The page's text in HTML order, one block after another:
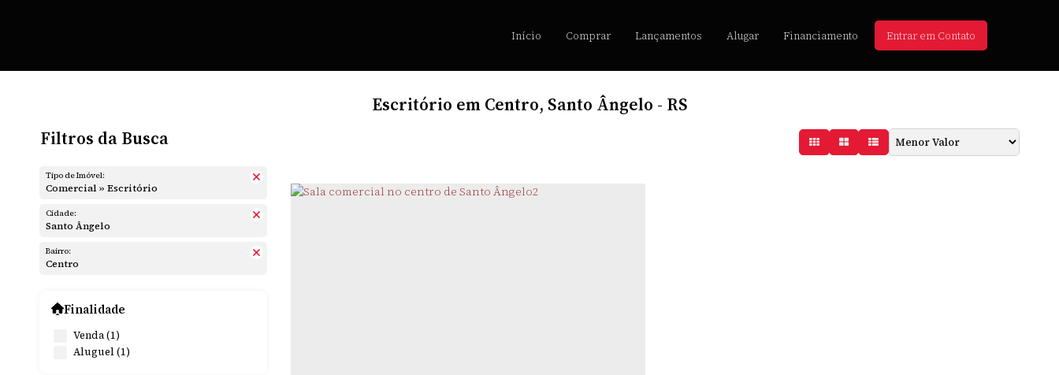
Entrar em Contato
Financiamento
Alugar
Lançamentos
Comprar
Início
Escritório em Centro, Santo Ângelo - RS
Filtros da Busca
Tipo de Imóvel:
Comercial » Escritório
Cidade:
Santo Ângelo
Bairro:
Centro
Finalidade
Venda (1)
Aluguel (1)